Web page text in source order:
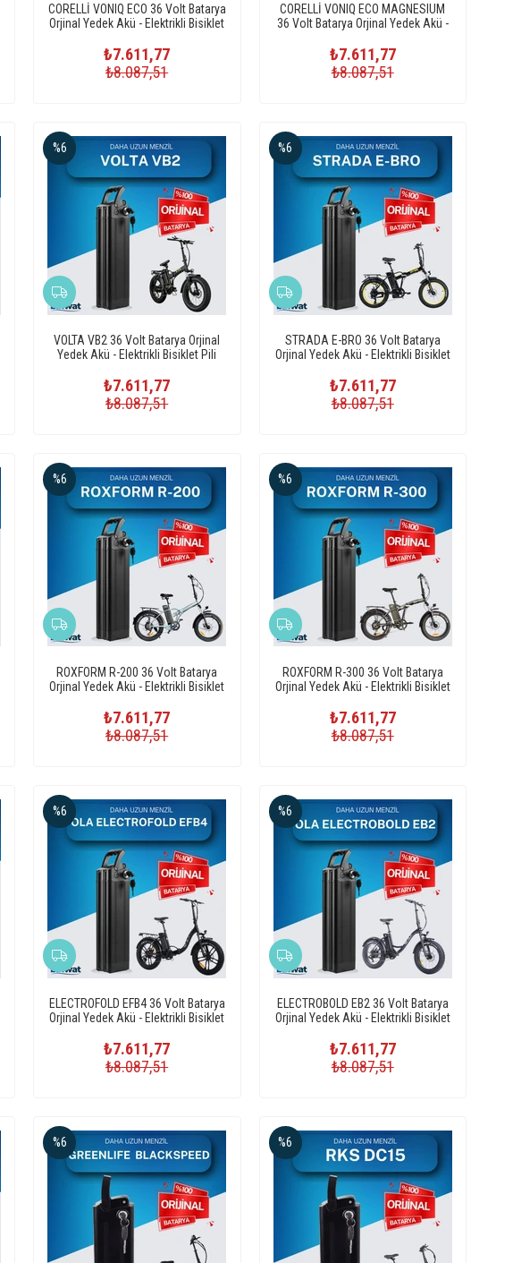
CORELLİ VONIQ ECO 36 Volt Batarya
Orjinal Yedek Akü - Elektrikli Bisiklet
₺7.611,77
₺8.087,51
CORELLİ VONIQ ECO MAGNESIUM
36 Volt Batarya Orjinal Yedek Akü -
₺7.611,77
₺8.087,51
VOLTA VB2 36 Volt Batarya Orjinal
Yedek Akü - Elektrikli Bisiklet Pili
₺7.611,77
₺8.087,51
%6
STRADA E-BRO 36 Volt Batarya
Orjinal Yedek Akü - Elektrikli Bisiklet
₺7.611,77
₺8.087,51
%6
ROXFORM R-200 36 Volt Batarya
Orjinal Yedek Akü - Elektrikli Bisiklet
₺7.611,77
₺8.087,51
%6
ROXFORM R-300 36 Volt Batarya
Orjinal Yedek Akü - Elektrikli Bisiklet
₺7.611,77
₺8.087,51
%6
ELECTROFOLD EFB4 36 Volt Batarya
Orjinal Yedek Akü - Elektrikli Bisiklet
₺7.611,77
₺8.087,51
%6
ELECTROBOLD EB2 36 Volt Batarya
Orjinal Yedek Akü - Elektrikli Bisiklet
₺7.611,77
₺8.087,51
%6
%6 %6